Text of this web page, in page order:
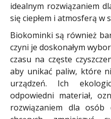
idealnym rozwiązaniem
się ciepłem i atmosferą w
Biokominki są również
czyni je doskonałym
czasu na częste
aby unikać paliw, które
urządzeń. Ich
odpowiedni materiał,
rozwiązaniem dla